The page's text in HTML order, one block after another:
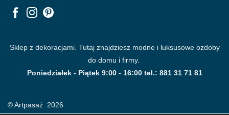
Sklep z dekoracjami. Tutaj znajdziesz modne i luksusowe ozdoby
do domu i firmy.
Poniedziałek - Piątek 9:00 - 16:00 tel.: 881 31 71 81
© Artpasaż 2026